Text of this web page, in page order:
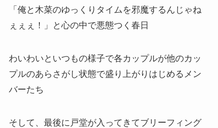
「俺と木菜のゆっくりタイムを邪魔するんじゃね
ぇぇぇ！」と心の中で悪態つく春日
わいわいといつもの様子で各カップルが他のカッ
プルのあらさがし状態で盛り上がりはじめるメン
バーたち
そして、最後に戸堂が入ってきてブリーフィング